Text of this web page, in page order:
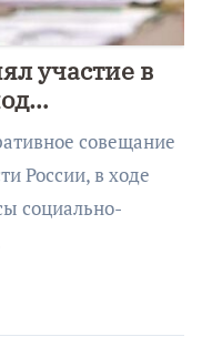
участие в
совещание
России, в ходе
социально-